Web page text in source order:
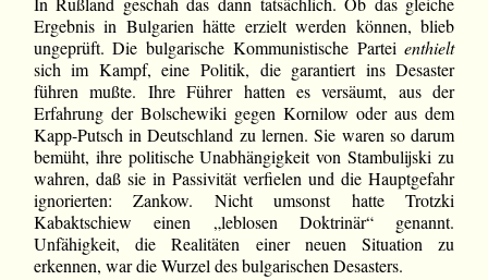
Ergebnis in Bulgarien hätte erzielt werden können, blieb
ungeprüft. Die bulgarische Kommunistische Parteienthielt
sich im Kampf, eine Politik, die garantiert ins Desaster
führen mußte. Ihre Führer hatten es versäumt, aus der
Erfahrung der Bolschewiki gegen Kornilow oder aus dem
Kapp-Putsch in Deutschland zu lernen. Sie waren so darum
bemüht, ihre politische Unabhängigkeit von Stambulijski zu
wahren, daß sie in Passivität verfielen und die Hauptgefahr
ignorierten: Zankow. Nicht umsonst hatte Trotzki
Kabaktschiew einen „leblosen Doktrinär“ genannt.
Unfähigkeit, die Realitäten einer neuen Situation zu
erkennen, war die Wurzel des bulgarischen Desasters.